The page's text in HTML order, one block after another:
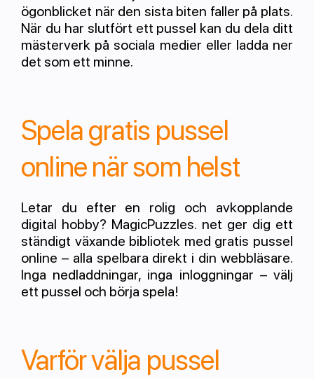
ögonblicket när den sista biten faller på plats.
När du har slutfört ett pussel kan du dela ditt
mästerverk på sociala medier eller ladda ner
det som ett minne.
Spela gratis pussel
online när som helst
Letar du efter en rolig och avkopplande
digital hobby? MagicPuzzles. net ger dig ett
ständigt växande bibliotek med gratis pussel
online – alla spelbara direkt i din webbläsare.
Inga nedladdningar, inga inloggningar – välj
ett pussel och börja spela!
Varför välja pussel